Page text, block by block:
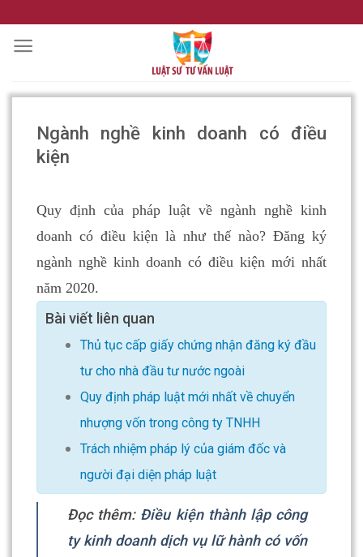
to
content
Ngành nghề kinh doanh có điều
kiện
Quy định của pháp luật về ngành nghề kinh
doanh có điều kiện là như thế nào? Đăng ký
ngành nghề kinh doanh có điều kiện mới nhất
năm 2020.
Bài viết liên quan
Thủ tục cấp giấy chứng nhận đăng ký đầu
tư cho nhà đầu tư nước ngoài
Quy định pháp luật mới nhất về chuyển
nhượng vốn trong công ty TNHH
Trách nhiệm pháp lý của giám đốc và
người đại diện pháp luật
Đọc thêm: Điều kiện thành lập công
ty kinh doanh dịch vụ lữ hành có vốn